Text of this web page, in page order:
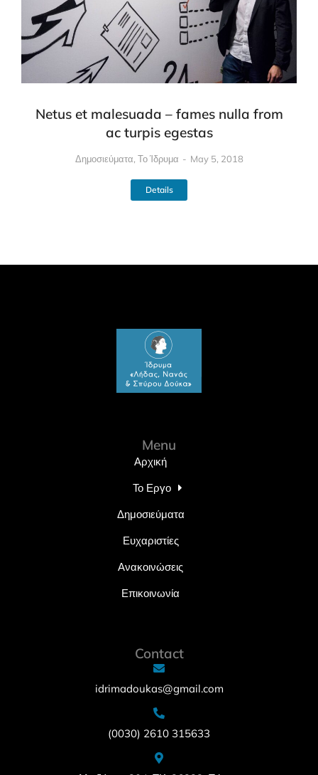
Netus et malesuada – fames nulla from
ac turpis egestas
Δημοσιεύματα, Το Ίδρυμα May 5, 2018
Details
Menu
Αρχική
Το Εργο
Δημοσιεύματα
Ευχαριστίες
Ανακοινώσεις
Επικοινωνία
Contact
idrimadoukas@gmail.com
(0030) 2610 315633